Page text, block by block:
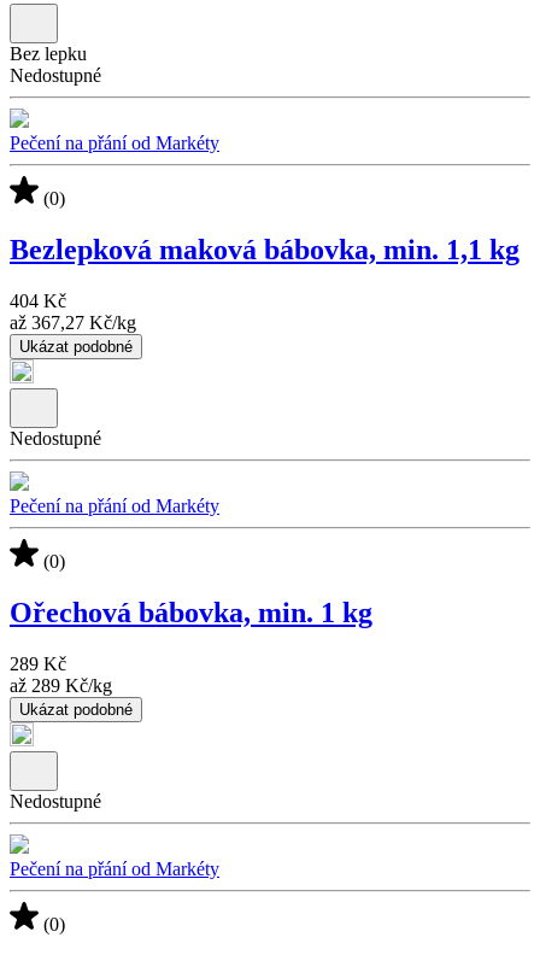
Bez lepku
Nedostupné
Pečení na přání od Markéty
(0)
Bezlepková maková bábovka, min. 1,1 kg
404 Kč
až 367,27 Kč/kg
Ukázat podobné
Nedostupné
Pečení na přání od Markéty
(0)
Ořechová bábovka, min. 1 kg
289 Kč
až 289 Kč/kg
Ukázat podobné
Nedostupné
Pečení na přání od Markéty
(0)